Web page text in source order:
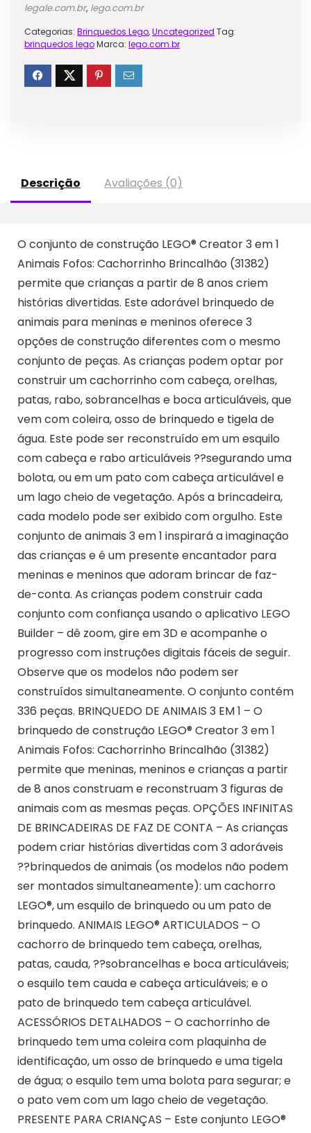
legale.com.br, lego.com.br
Categorias: Brinquedos Lego,Uncategorized Tag:
brinquedos legoMarca: lego.com.br
Descrição Avaliações (0)
O conjunto de construção LEGO® Creator 3 em 1
Animais Fofos: Cachorrinho Brincalhão (31382)
permite que crianças a partir de 8 anos criem
histórias divertidas. Este adorável brinquedo de
animais para meninas e meninos oferece 3
opções de construção diferentes com o mesmo
conjunto de peças. As crianças podem optar por
construir um cachorrinho com cabeça, orelhas,
patas, rabo, sobrancelhas e boca articuláveis, que
vem com coleira, osso de brinquedo e tigela de
água. Este pode ser reconstruído em um esquilo
com cabeça e rabo articuláveis ??segurando uma
bolota, ou em um pato com cabeça articulável e
um lago cheio de vegetação. Após a brincadeira,
cada modelo pode ser exibido com orgulho. Este
conjunto de animais 3 em 1 inspirará a imaginação
das crianças e é um presente encantador para
meninas e meninos que adoram brincar de faz-
de-conta. As crianças podem construir cada
conjunto com confiança usando o aplicativo LEGO
Builder – dê zoom, gire em 3D e acompanhe o
progresso com instruções digitais fáceis de seguir.
Observe que os modelos não podem ser
construídos simultaneamente. O conjunto contém
336 peças. BRINQUEDO DE ANIMAIS 3 EM 1 – O
brinquedo de construção LEGO® Creator 3 em 1
Animais Fofos: Cachorrinho Brincalhão (31382)
permite que meninas, meninos e crianças a partir
de 8 anos construam e reconstruam 3 figuras de
animais com as mesmas peças. OPÇÕES INFINITAS
DE BRINCADEIRAS DE FAZ DE CONTA – As crianças
podem criar histórias divertidas com 3 adoráveis
??brinquedos de animais (os modelos não podem
ser montados simultaneamente): um cachorro
LEGO®, um esquilo de brinquedo ou um pato de
brinquedo. ANIMAIS LEGO® ARTICULADOS – O
cachorro de brinquedo tem cabeça, orelhas,
patas, cauda, ??sobrancelhas e boca articuláveis;
o esquilo tem cauda e cabeça articuláveis; e o
pato de brinquedo tem cabeça articulável.
ACESSÓRIOS DETALHADOS – O cachorrinho de
brinquedo tem uma coleira com plaquinha de
identificação, um osso de brinquedo e uma tigela
de água; o esquilo tem uma bolota para segurar; e
o pato vem com um lago cheio de vegetação.
PRESENTE PARA CRIANÇAS – Este conjunto LEGO®